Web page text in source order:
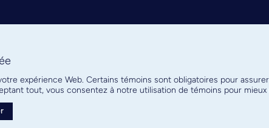
expérience Web. Certains témoins sont obligatoires pour
tout, vous consentez à notre utilisation de témoins pour